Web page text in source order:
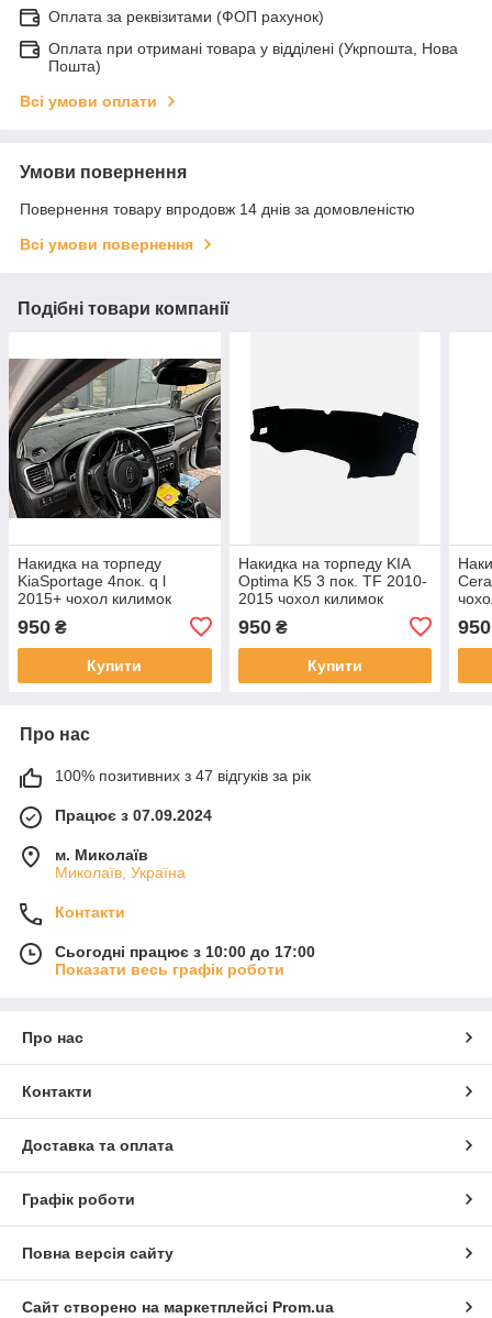
Оплата за реквізитами (ФОП рахунок)
Оплата при отримані товара у відділені (Укрпошта, Нова
Пошта)
Всі умови оплати
Умови повернення
Повернення товару впродовж 14 днів за домовленістю
Всі умови повернення
Подібні товари компанії
Накидка на торпеду
KiaSportage 4пок. q l
2015+ чохол килимок
приладів автомобіля КІА
Спортедж
950 ₴
Купити
Накидка на торпеду KIA
Optima K5 3 пок. TF 2010-
2015 чохол килимок
приладів авто КІА Оптима
950₴
Купити
950
Про нас
100% позитивних з 47 відгуків за рік
Працює з 07.09.2024
м. Миколаїв
Миколаїв, Україна
Контакти
Сьогодні працює з 10:00 до 17:00
Показати весь графік роботи
Про нас
Контакти
Доставка та оплата
Графік роботи
Повна версія сайту
Сайт створено на маркетплейсі Prom.ua